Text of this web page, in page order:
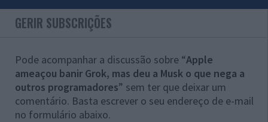
GERIR SUBSCRIÇÕES
Pode acompanhar a discussão sobre “Apple
ameaçou banir Grok, mas deu a Musk o que nega a
outros programadores” sem ter que deixar um
comentário. Basta escrever o seu endereço de e-mail
no formulário abaixo.